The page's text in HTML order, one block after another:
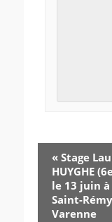
« Stage
HUYGHE
le 13 juin à
Saint-
Varenne